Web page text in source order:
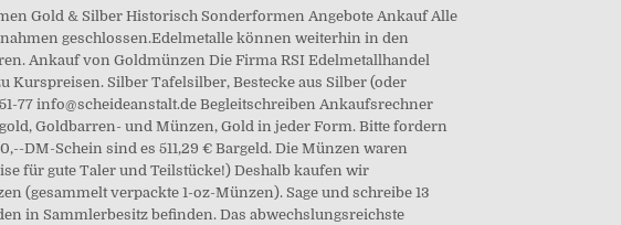
Gold & Silber Historisch Sonderformen Angebote Ankauf Alle
geschlossen.Edelmetalle können weiterhin in den
Ankauf von Goldmünzen Die Firma RSI Edelmetallhandel
Silber Tafelsilber, Bestecke aus Silber (oder
77 info@scheideanstalt.de Begleitschreiben Ankaufsrechner
Goldbarren- und Münzen, Gold in jeder Form. Bitte fordern
DM-Schein sind es 511,29 € Bargeld. Die Münzen waren
für gute Taler und Teilstücke!) Deshalb kaufen wir
(gesammelt verpackte 1-oz-Münzen). Sage und schreibe 13
in Sammlerbesitz befinden. Das abwechslungsreichste